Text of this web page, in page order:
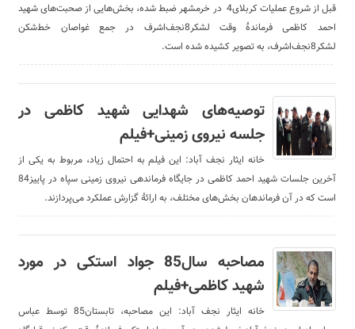
قبل از شروع عملیات کربلای4 در خرمشهر ضبط شده، بخش‌هایی از صحبت‌های شهید
احمد کاظمی فرماندۀ وقت لشکر8نجف‌اشرف در جمع غواصان خط‌شکن
لشکر8نجف‌اشرف، به تصویر کشیده شده است.
توصیه‌های شهدایی شهید کاظمی در
جلسه نیروی زمینی+فیلم
خانه ایثار نجف آباد: این فیلم به احتمال زیاد، مربوط به یکی از
آخرین جلسات شهید احمد کاظمی در جایگاه فرماندهی نیروی زمینی سپاه در پاییز84
است که در آن فرماندهان بخش‌های مختلف، به ارائۀ گزارش عملکرد می‌پردازند.
مصاحبه سال85 جواد استکی در مورد
شهید کاظمی+فیلم
خانه ایثار نجف آباد: این مصاحبه، تابستان85 توسط عباس